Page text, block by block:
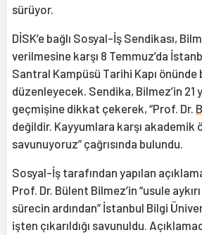
sürüyor.
DİSK’e bağlı Sosyal-İş Sendikası,
verilmesine karşı 8 Temmuz’da
Santral Kampüsü Tarihi Kapı önünde
düzenleyecek. Sendika, Bilmez’in 21
geçmişine dikkat çekerek, “Prof. Dr.
değildir. Kayyumlara karşı akademik
savunuyoruz” çağrısında bulundu.
Sosyal-İş tarafından yapılan
Prof. Dr. Bülent Bilmez’in “usule
sürecin ardından” İstanbul Bilgi
işten çıkarıldığı savunuldu.